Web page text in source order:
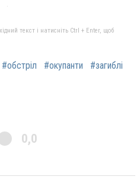
текст і натисніть Ctrl + Enter, щоб
#обстріл #окупанти #загиблі
0,0